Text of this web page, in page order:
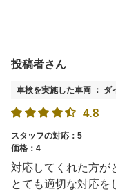
投稿者さん
車検を実施した車両 ： ダ
4.8
スタッフの対応：5
価格：4
対応してくれた方が
とても適切な対応を